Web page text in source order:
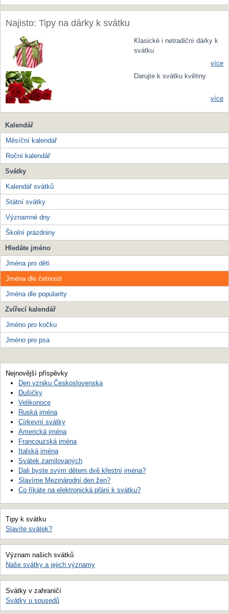
Najisto: Tipy na dárky k svátku
Klasické i netradiční dárky k
svátku
více
Darujte k svátku květiny
více
Kalendář
Měsíční kalendář
Roční kalendář
Svátky
Kalendář svátků
Státní svátky
Významné dny
Školní prázdniny
Hledáte jméno
Jména pro děti
Jména dle četnosti
Jména dle popularity
Zvířecí kalendář
Jméno pro kočku
Jméno pro psa
Nejnovější příspěvky
Den vzniku Československa
Dušičky
Velikonoce
Ruská jména
Církevní svátky
Americká jména
Francouzská jména
Italská jména
Svátek zamilovaných
Dali byste svým dětem dvě křestní jména?
Slavíme Mezinárodní den žen?
Co říkáte na elektronická přání k svátku?
Tipy k svátku
Slavíte svátek?
Význam našich svátků
Naše svátky a jejich významy
Svátky v zahraničí
Svátky u sousedů